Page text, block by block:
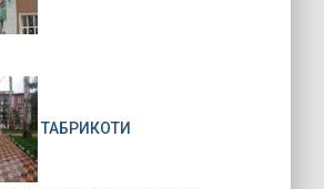
ТАБРИКОТИ